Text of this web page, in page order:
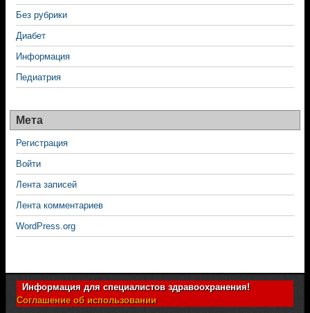
Без рубрики
Диабет
Информация
Педиатрия
Мета
Регистрация
Войти
Лента записей
Лента комментариев
WordPress.org
Информация для специалистов здравоохранения!
Соглашение об использовании